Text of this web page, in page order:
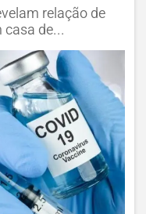
relação de
casa de...